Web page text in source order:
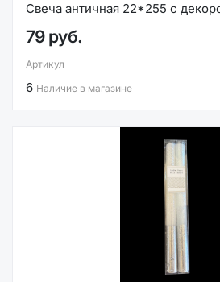
Свеча античная 22*255 с
79 руб.
Артикул
6 Наличие в магазине